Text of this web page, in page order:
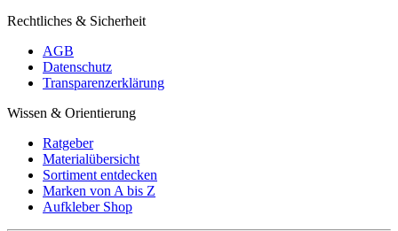
Rechtliches & Sicherheit
AGB
Datenschutz
Transparenzerklärung
Wissen & Orientierung
Ratgeber
Materialübersicht
Sortiment entdecken
Marken von A bis Z
Aufkleber Shop